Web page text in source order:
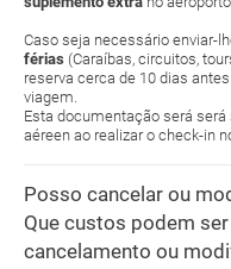
Caso seja necessário enviar-
férias (Caraíbas, circuitos,
reserva cerca de 10 dias
viagem.
Esta documentação será
aéreen ao realizar o check-in
Posso cancelar ou
Que custos podem
cancelamento ou